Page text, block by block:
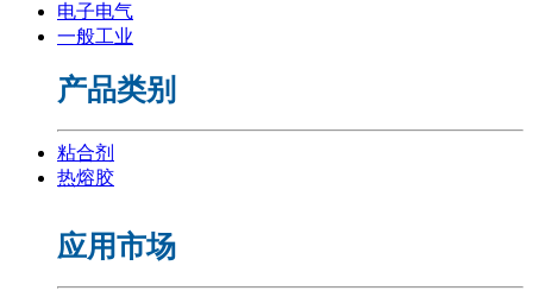
电子电气
一般工业
产品类别
粘合剂
热熔胶
应用市场